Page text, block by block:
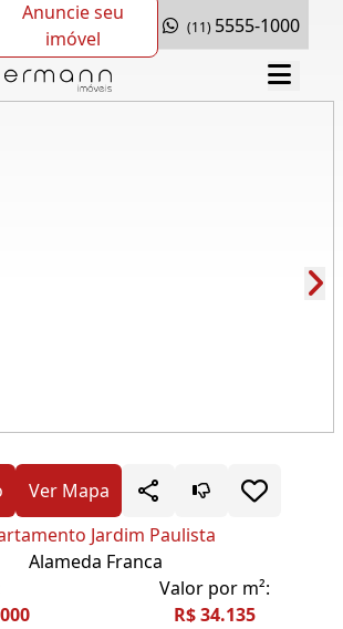
Anuncie seu
imóvel
(11) 5555-1000
Ver Mapa
Jardim Paulista
Alameda Franca
Valor por m²:
R$ 34.135